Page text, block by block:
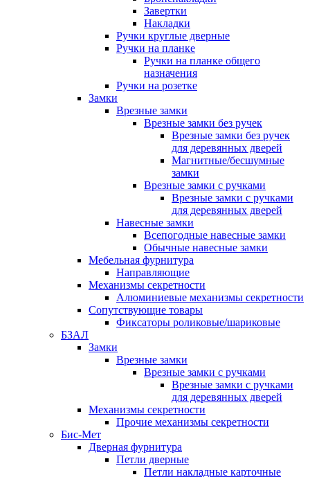
Завертки
Накладки
Ручки круглые дверные
Ручки на планке
Ручки на планке общего
назначения
Ручки на розетке
Замки
Врезные замки
Врезные замки без ручек
Врезные замки без ручек
для деревянных дверей
Магнитные/бесшумные
замки
Врезные замки с ручками
Врезные замки с ручками
для деревянных дверей
Навесные замки
Всепогодные навесные замки
Обычные навесные замки
Мебельная фурнитура
Направляющие
Механизмы секретности
Алюминиевые механизмы секретности
Сопутствующие товары
Фиксаторы роликовые/шариковые
БЗАЛ
Замки
Врезные замки
Врезные замки с ручками
Врезные замки с ручками
для деревянных дверей
Механизмы секретности
Прочие механизмы секретности
Бис-Мет
Дверная фурнитура
Петли дверные
Петли накладные карточные